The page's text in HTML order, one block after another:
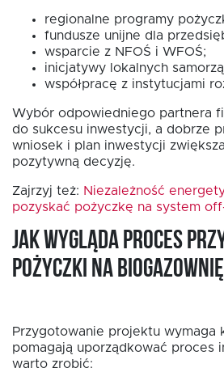
regionalne programy
fundusze unijne dla
wsparcie z NFOŚ i WFOŚ;
inicjatywy lokalnych
współpracę z instytucjami
Wybór odpowiedniego partnera
do sukcesu inwestycji, a dobrze
wniosek i plan inwestycji
pozytywną decyzję.
Zajrzyj też: Niezależność
pozyskać pożyczkę na system
Jak wygląda proces
pożyczki na
Przygotowanie projektu wymaga
pomagają uporządkować proces
warto zrobić: